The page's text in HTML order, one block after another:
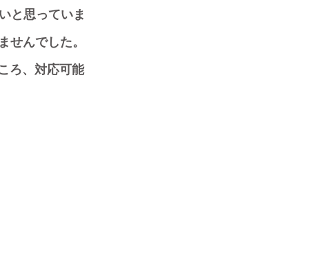
と思っていま
せんでした。
ろ、対応可能